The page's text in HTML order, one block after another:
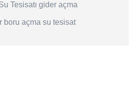
Tesisatı gider açma
boru açma su tesisat